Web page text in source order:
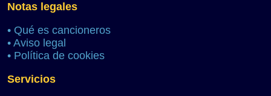
Notas legales
• Qué es cancioneros
• Aviso legal
• Política de cookies
Servicios